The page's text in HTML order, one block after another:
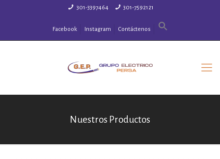
301-3397464 301-7592121
Facebook Instagram Contáctenos
Nuestros Productos